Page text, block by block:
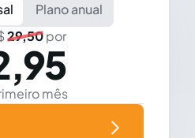
Plano anual
29,50por
mês